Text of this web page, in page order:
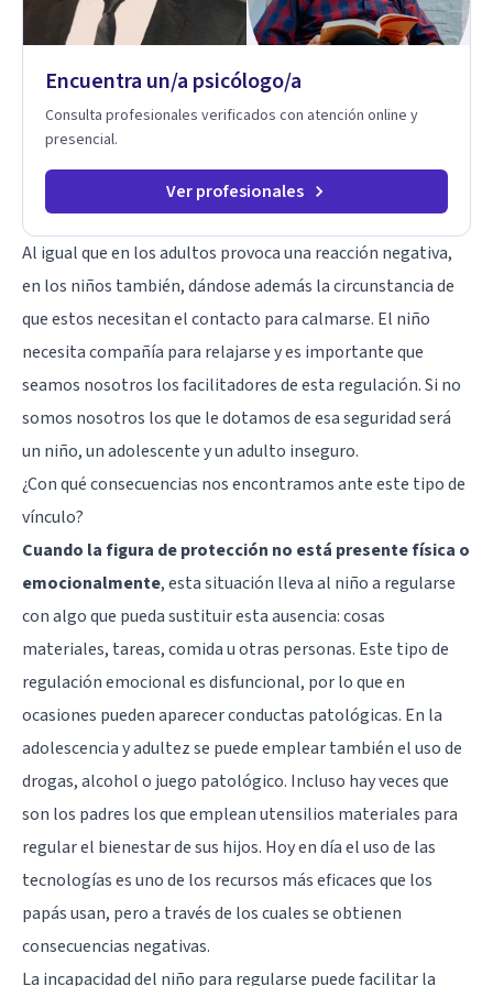
Encuentra un/a psicólogo/a
Consulta profesionales verificados con atención online y
presencial.
Ver profesionales
Al igual que en los adultos provoca una reacción negativa,
en los niños también, dándose además la circunstancia de
que estos necesitan el contacto para calmarse. El niño
necesita compañía para relajarse y es importante que
seamos nosotros los facilitadores de esta regulación. Si no
somos nosotros los que le dotamos de esa seguridad será
un niño, un adolescente y un adulto inseguro.
¿Con qué consecuencias nos encontramos ante este tipo de
vínculo?
Cuando la figura de protección no está presente física o
emocionalmente, esta situación lleva al niño a regularse
con algo que pueda sustituir esta ausencia: cosas
materiales, tareas, comida u otras personas. Este tipo de
regulación emocional es disfuncional, por lo que en
ocasiones pueden aparecer conductas patológicas. En la
adolescencia y adultez se puede emplear también el uso de
drogas, alcohol o juego patológico. Incluso hay veces que
son los padres los que emplean utensilios materiales para
regular el bienestar de sus hijos. Hoy en día el uso de las
tecnologías es uno de los recursos más eficaces que los
papás usan, pero a través de los cuales se obtienen
consecuencias negativas.
La incapacidad del niño para regularse puede facilitar la